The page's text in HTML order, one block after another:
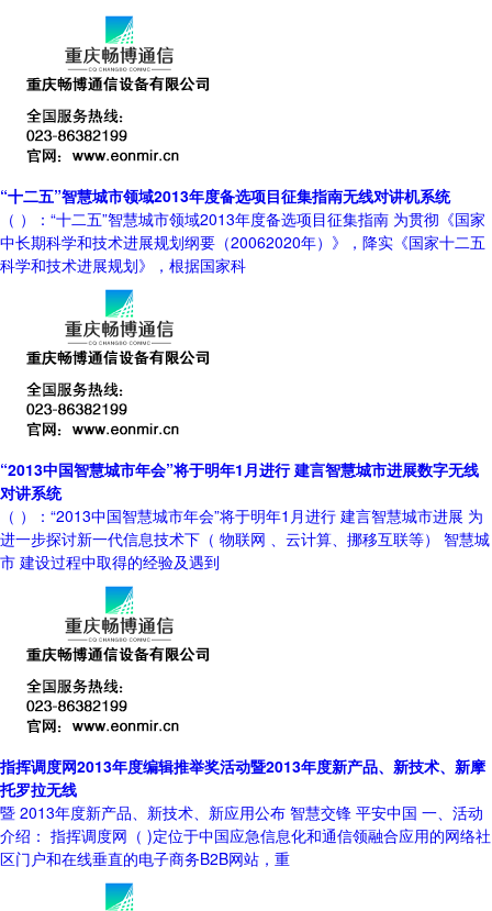
“十二五”智慧城市领域2013年度备选项目征集指南无线对讲机系统
（ ）：“十二五”智慧城市领域2013年度备选项目征集指南 为贯彻《国家
中长期科学和技术进展规划纲要（20062020年）》，降实《国家十二五
科学和技术进展规划》，根据国家科
“2013中国智慧城市年会”将于明年1月进行 建言智慧城市进展数字无线
对讲系统
（ ）：“2013中国智慧城市年会”将于明年1月进行 建言智慧城市进展 为
进一步探讨新一代信息技术下（ 物联网 、云计算、挪移互联等） 智慧城
市 建设过程中取得的经验及遇到
指挥调度网2013年度编辑推举奖活动暨2013年度新产品、新技术、新摩
托罗拉无线
暨 2013年度新产品、新技术、新应用公布 智慧交锋 平安中国 一、活动
介绍： 指挥调度网（ )定位于中国应急信息化和通信领融合应用的网络社
区门户和在线垂直的电子商务B2B网站，重